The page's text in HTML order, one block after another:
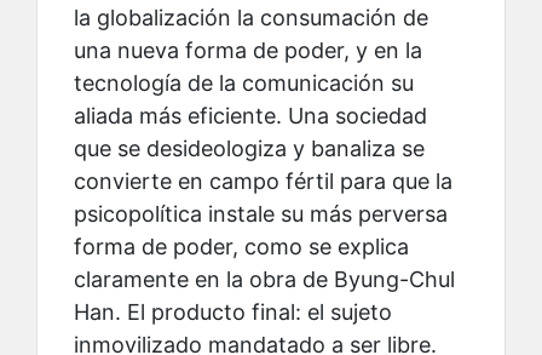
la globalización la consumación de
una nueva forma de poder, y en la
tecnología de la comunicación su
aliada más eficiente. Una sociedad
que se desideologiza y banaliza se
convierte en campo fértil para que la
psicopolítica instale su más perversa
forma de poder, como se explica
claramente en la obra de Byung-Chul
Han. El producto final: el sujeto
inmovilizado mandatado a ser libre.